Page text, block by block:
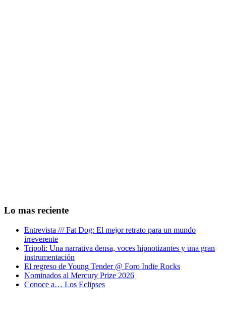
Lo mas reciente
Entrevista /// Fat Dog: El mejor retrato para un mundo
irreverente
Tripoli: Una narrativa densa, voces hipnotizantes y una gran
instrumentación
El regreso de Young Tender @ Foro Indie Rocks
Nominados al Mercury Prize 2026
Conoce a… Los Eclipses